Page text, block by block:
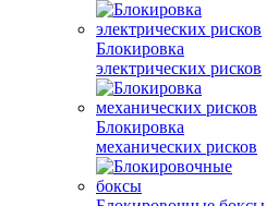
Блокировка
электрических рисков
Блокировка
механических рисков